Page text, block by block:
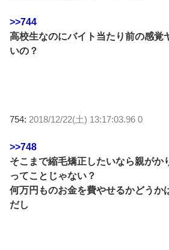
>>744
高校生なのにバイト当たり前の感覚
いの？
754: 2018/12/22(土) 13:17:03.96 0
>>748
そこまで縮毛矯正したいなら親がか
ってことじゃない？
何万円ものお金を費やせるかどうか
だし